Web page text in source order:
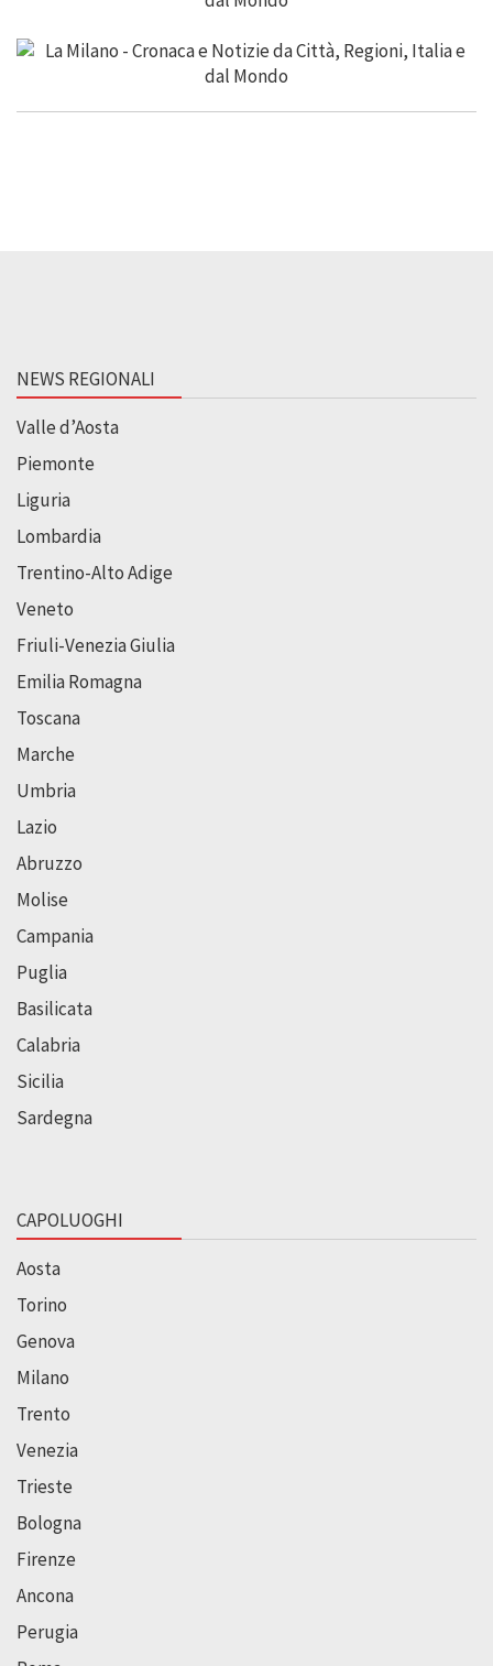
NEWS REGIONALI
Valle d’Aosta
Piemonte
Liguria
Lombardia
Trentino-Alto Adige
Veneto
Friuli-Venezia Giulia
Emilia Romagna
Toscana
Marche
Umbria
Lazio
Abruzzo
Molise
Campania
Puglia
Basilicata
Calabria
Sicilia
Sardegna
CAPOLUOGHI
Aosta
Torino
Genova
Milano
Trento
Venezia
Trieste
Bologna
Firenze
Ancona
Perugia